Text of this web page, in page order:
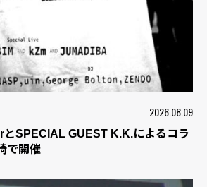
2026.08.09
SPECIAL GUEST K.K.によるコラ
で開催